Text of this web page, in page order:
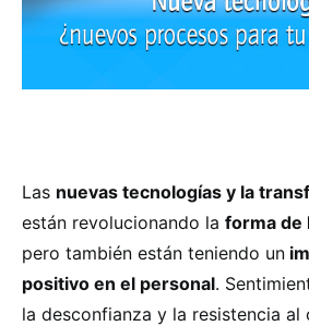
Las nuevas tecnologías y la
están revolucionando la forma de
pero también están teniendo un
positivo en el personal.
la desconfianza y la resistencia al